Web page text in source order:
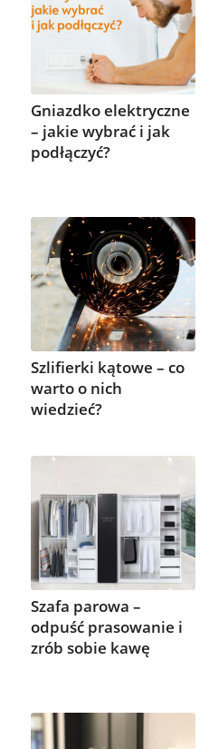
Gniazdko elektryczne
– jakie wybrać i jak
podłączyć?
Szlifierki kątowe – co
warto o nich
wiedzieć?
Szafa parowa –
odpuść prasowanie i
zrób sobie kawę